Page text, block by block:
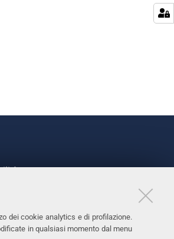
dei cookie analytics e di profilazione.
in qualsiasi momento dal menu